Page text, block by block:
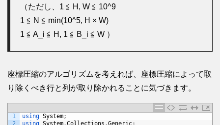
（ただし、1 ≦ H, W ≦ 10^9
1 ≦ N ≦ min(10^5, H × W)
1 ≦ A_i ≦ H, 1 ≦ B_i ≦ W ）
座標圧縮のアルゴリズムを考えれば、座標圧縮によって取
り除くべき行と列が取り除かれることに気づきます。
1
2
using System;
using System.Collections .Generic;